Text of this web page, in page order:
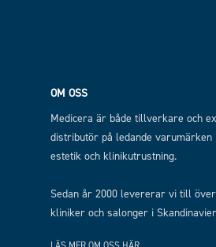
OM OSS
Medicera är både tillverkare och
distributör på ledande varumärken
estetik och klinikutrustning.
Sedan år 2000 levererar vi till
kliniker och salonger i